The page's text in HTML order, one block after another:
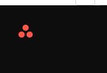
Asana